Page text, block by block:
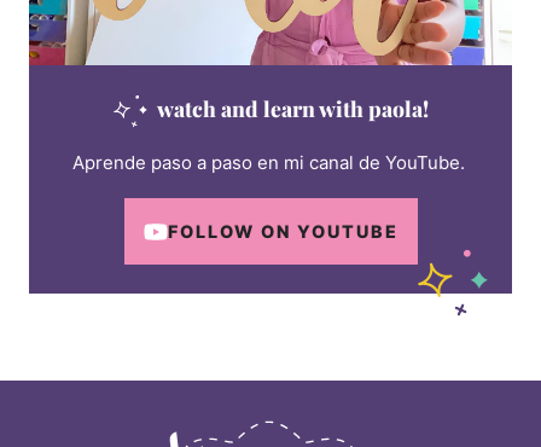
watch and learn with paola!
Aprende paso a paso en mi canal de YouTube.
FOLLOW ON YOUTUBE